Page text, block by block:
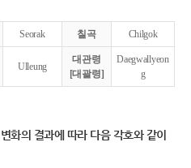
Seorak 칠곡 Chilgok
Ulleung
대관령
[대괄령]
Daegwallyeon
g
화의 결과에 따라 다음 각호와 같이